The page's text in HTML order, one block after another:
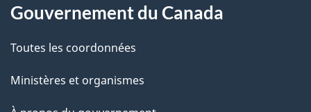
i
l
s
propos
de
ce
Gouvernement du Canada
Toutes les coordonnées
Ministères et organismes